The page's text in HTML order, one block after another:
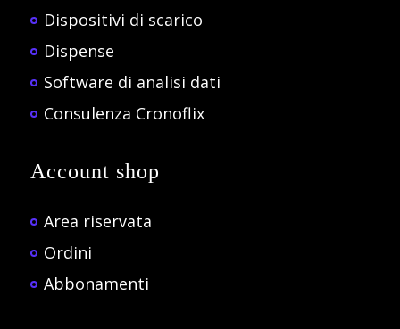
Dispositivi di scarico
Dispense
Software di analisi dati
Consulenza Cronoflix
Account shop
Area riservata
Ordini
Abbonamenti